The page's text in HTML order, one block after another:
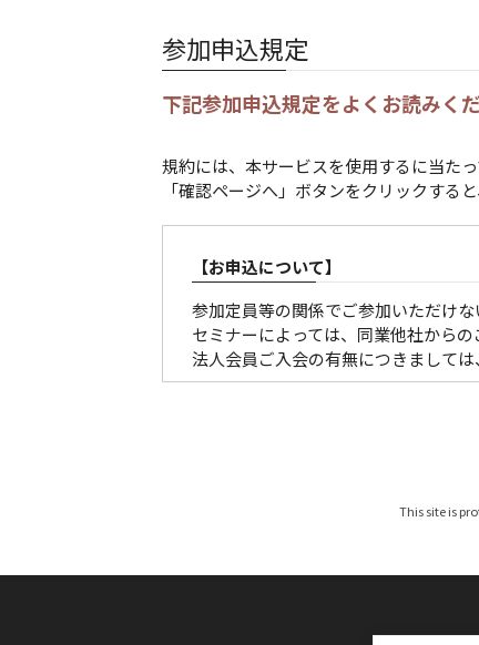
参加申込規定
下記参加申込規定をよくお読みくだ
規約には、本サービスを使用するに当た
「確認ページへ」ボタンをクリックする
【お申込について】
参加定員等の関係でご参加いただけ
セミナーによっては、同業他社から
法人会員ご入会の有無につきまして
参加証につきましては、原則メール
※参加区分に誤りがある場合は、参
This site is